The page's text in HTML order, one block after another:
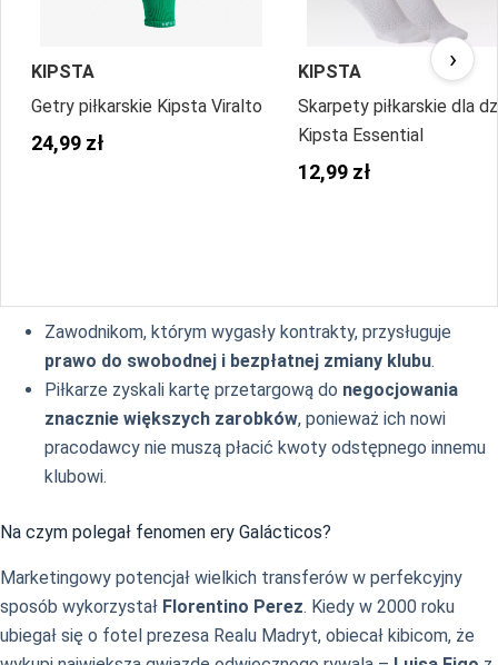
KIPSTA
Getry piłkarskie Kipsta Viralto
24,99 zł
KIPSTA
Skarpety piłkarskie dla
Kipsta Essential
12,99 zł
›
Zawodnikom, którym wygasły kontrakty, przysługuje
prawo do swobodnej i bezpłatnej zmiany klubu.
Piłkarze zyskali kartę przetargową do negocjowania
znacznie większych zarobków, ponieważ ich nowi
pracodawcy nie muszą płacić kwoty odstępnego innemu
klubowi.
Na czym polegał fenomen ery Galácticos?
Marketingowy potencjał wielkich transferów w perfekcyjny
sposób wykorzystał Florentino Perez. Kiedy w 2000 roku
ubiegał się o fotel prezesa Realu Madryt, obiecał kibicom, że